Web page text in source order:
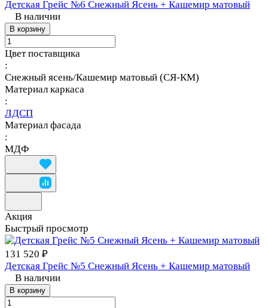
Детская Грейс №6 Снежный Ясень + Кашемир матовый
В наличии
В корзину
Цвет поставщика
:
Снежный ясень/Кашемир матовый (СЯ-КМ)
Материал каркаса
:
ЛДСП
Материал фасада
:
МДФ
Акция
Быстрый просмотр
131 520 ₽
Детская Грейс №5 Снежный Ясень + Кашемир матовый
В наличии
В корзину